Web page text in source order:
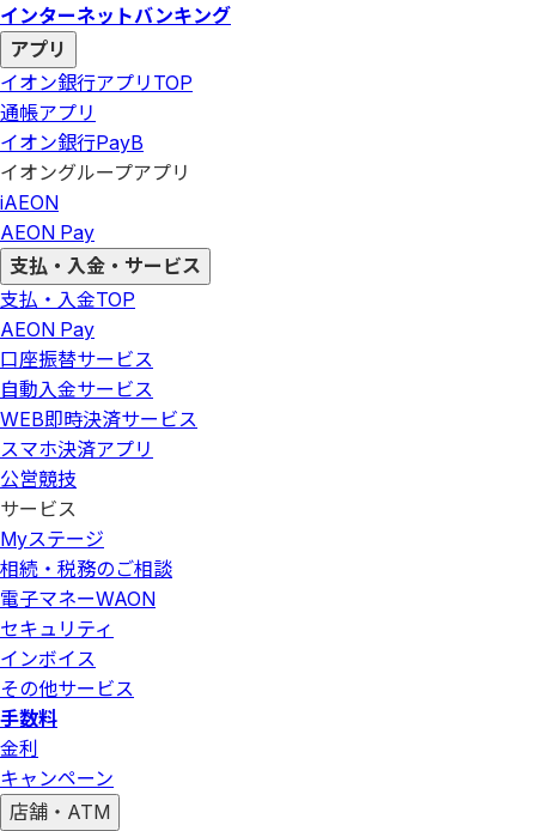
インターネットバンキング
アプリ
イオン銀行アプリ TOP
通帳アプリ
イオン銀行PayB
イオングループアプリ
iAEON
AEON Pay
支払・入金・サービス
支払・入金TOP
AEON Pay
口座振替サービス
自動入金サービス
WEB即時決済サービス
スマホ決済アプリ
公営競技
サービス
Myステージ
相続・税務のご相談
電子マネーWAON
セキュリティ
インボイス
その他サービス
手数料
金利
キャンペーン
店舗・ATM